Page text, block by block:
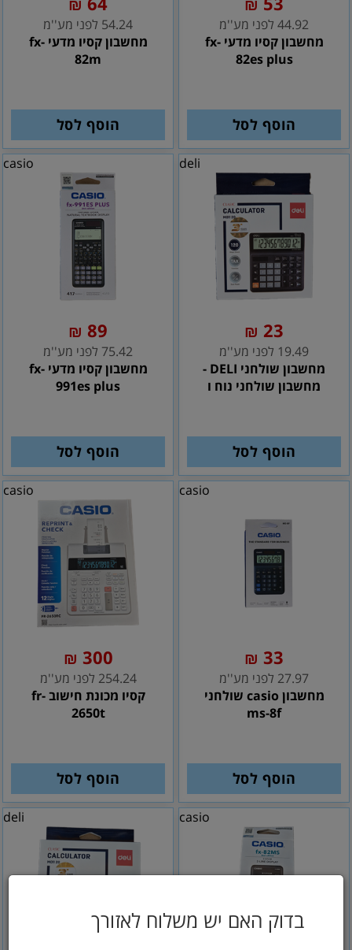
בדוק האם יש משלוח לאזורך
₪
44.92 לפני מע''מ
מחשבון קסיו מדעי fx-
82es plus
הוסף לסל
₪
54.24 לפני מע''מ
מחשבון קסיו מדעי fx-
82m
הוסף לסל
deli
23
₪
19.49 לפני מע''מ
מחשבון שולחני DELI -
מחשבון שולחני נוח ו
הוסף לסל
casio
89
₪
75.42 לפני מע''מ
מחשבון קסיו מדעי fx-
991es plus
הוסף לסל
casio
33
₪
27.97 לפני מע''מ
מחשבון casio שולחני
ms-8f
הוסף לסל
casio
300
₪
254.24 לפני מע''מ
קסיו מכונת חישוב fr-
2650t
הוסף לסל
casio
deli